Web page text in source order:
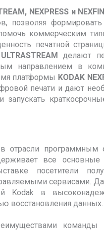
NEXPRESS и
позволяя
коммерческим
печатной
ULTRASTREAM делают
направлением в
платформы KODAK
печати и дают
запускать
отрасли программным
все основные
посетители
сервисами.
Kodak в
восстановления данных.
команды